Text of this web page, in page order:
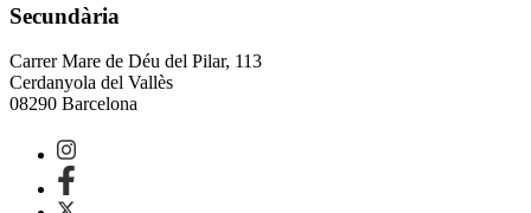
Secundària
Carrer Mare de Déu del Pilar, 113
Cerdanyola del Vallès
08290 Barcelona